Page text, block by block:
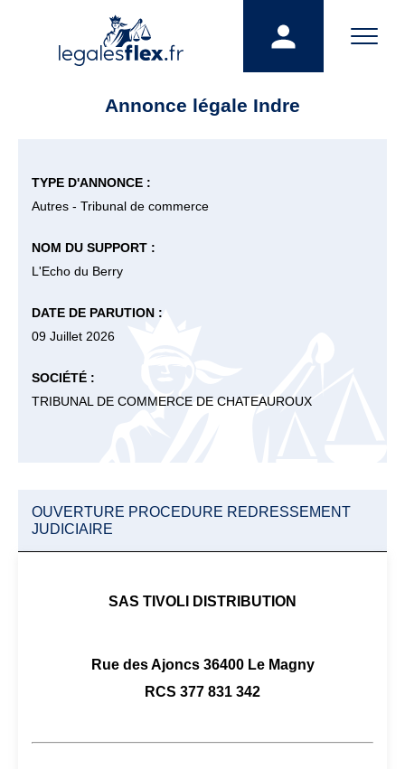
Annonce légale Indre
TYPE D'ANNONCE :
Autres - Tribunal de commerce
NOM DU SUPPORT :
L'Echo du Berry
DATE DE PARUTION :
09 Juillet 2026
SOCIÉTÉ :
TRIBUNAL DE COMMERCE DE CHATEAUROUX
OUVERTURE PROCEDURE REDRESSEMENT
JUDICIAIRE
SAS TIVOLI DISTRIBUTION
Rue des Ajoncs 36400 Le Magny
RCS 377 831 342